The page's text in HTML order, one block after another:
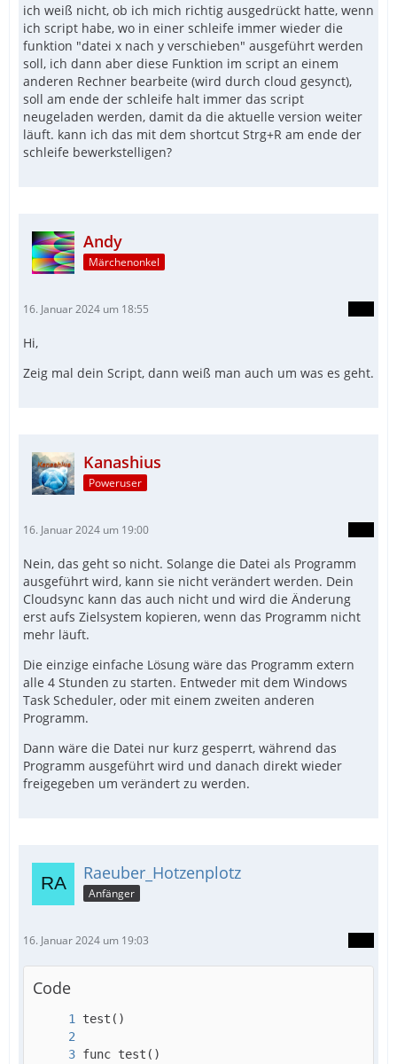
ich weiß nicht, ob ich mich richtig ausgedrückt hatte, wenn
ich script habe, wo in einer schleife immer wieder die
funktion "datei x nach y verschieben" ausgeführt werden
soll, ich dann aber diese Funktion im script an einem
anderen Rechner bearbeite (wird durch cloud gesynct),
soll am ende der schleife halt immer das script
neugeladen werden, damit da die aktuelle version weiter
läuft. kann ich das mit dem shortcut Strg+R am ende der
schleife bewerkstelligen?
Andy
Märchenonkel
16. Januar 2024 um 18:55
Hi,
Zeig mal dein Script, dann weiß man auch um was es geht.
Kanashius
Poweruser
16. Januar 2024 um 19:00
Nein, das geht so nicht. Solange die Datei als Programm
ausgeführt wird, kann sie nicht verändert werden. Dein
Cloudsync kann das auch nicht und wird die Änderung
erst aufs Zielsystem kopieren, wenn das Programm nicht
mehr läuft.
Die einzige einfache Lösung wäre das Programm extern
alle 4 Stunden zu starten. Entweder mit dem Windows
Task Scheduler, oder mit einem zweiten anderen
Programm.
Dann wäre die Datei nur kurz gesperrt, während das
Programm ausgeführt wird und danach direkt wieder
freigegeben um verändert zu werden.
Raeuber_Hotzenplotz
Anfänger
16. Januar 2024 um 19:03
Code